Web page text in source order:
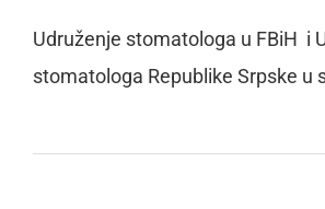
Udruženje stomatologa u FBiH i
stomatologa Republike Srpske u